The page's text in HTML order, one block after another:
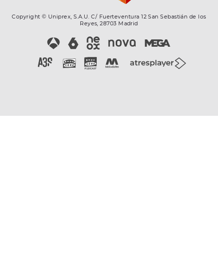
Copyright © Uniprex, S.A.U. C/ Fuerteventura 12 San Sebastián de los
Reyes, 28703 Madrid